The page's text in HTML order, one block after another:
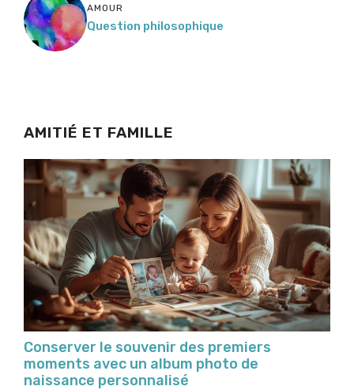
AMOUR
Question philosophique
AMITIÉ ET FAMILLE
Conserver le souvenir des premiers
moments avec un album photo de
naissance personnalisé